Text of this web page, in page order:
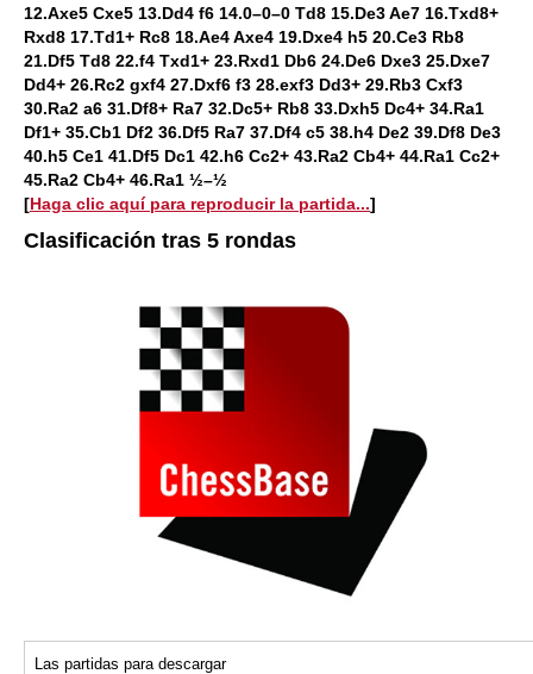
12.Axe5 Cxe5 13.Dd4 f6 14.0–0–0 Td8 15.De3 Ae7 16.Txd8+
Rxd8 17.Td1+ Rc8 18.Ae4 Axe4 19.Dxe4 h5 20.Ce3 Rb8
21.Df5 Td8 22.f4 Txd1+ 23.Rxd1 Db6 24.De6 Dxe3 25.Dxe7
Dd4+ 26.Rc2 gxf4 27.Dxf6 f3 28.exf3 Dd3+ 29.Rb3 Cxf3
30.Ra2 a6 31.Df8+ Ra7 32.Dc5+ Rb8 33.Dxh5 Dc4+ 34.Ra1
Df1+ 35.Cb1 Df2 36.Df5 Ra7 37.Df4 c5 38.h4 De2 39.Df8 De3
40.h5 Ce1 41.Df5 Dc1 42.h6 Cc2+ 43.Ra2 Cb4+ 44.Ra1 Cc2+
45.Ra2 Cb4+ 46.Ra1 ½–½
[Haga clic aquí para reproducir la partida...]
Clasificación tras 5 rondas
Las partidas para descargar